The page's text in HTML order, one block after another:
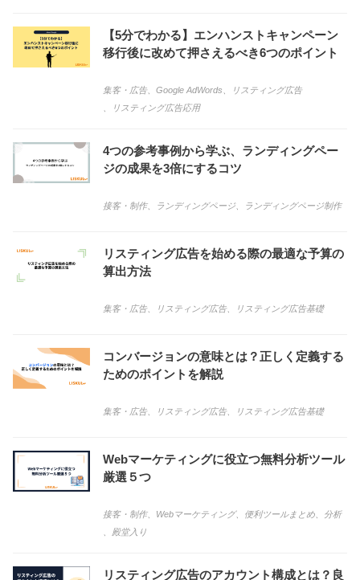
【5分でわかる】エンハンストキャンペーン
移行後に改めて押さえるべき6つのポイント
集客・広告、 Google AdWords
リスティング広告
リスティング広告応用
4つの参考事例から学ぶ、ランディングペー
ジの成果を3倍にするコツ
接客・制作、 ランディングページ、 ランディングページ制作
リスティング広告を始める際の最適な予算の
算出方法
集客・広告、 リスティング広告、 リスティング広告基礎
コンバージョンの意味とは？正しく定義する
ためのポイントを解説
集客・広告、 リスティング広告、 リスティング広告基礎
Webマーケティングに役立つ無料分析ツール
厳選５つ
接客・制作、 Webマーケティング、 便利ツールまとめ
分析
殿堂入り
リスティング広告のアカウント構成とは？良